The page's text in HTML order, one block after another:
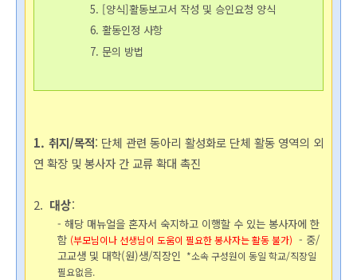
5. [양식]활동보고서 작성 및 승인요청 양식
6. 활동인정 사항
7. 문의 방법
1. 취지/목적: 단체 관련 동아리 활성화로 단체 활동 영역의 외
연 확장 및 봉사자 간 교류 확대 촉진
2. 대상:
- 해당 매뉴얼을 혼자서 숙지하고 이행할 수 있는 봉사자에 한
함 (부모님이나 선생님이 도움이 필요한 봉사자는 활동 불가) - 중/
고교생 및 대학(원)생/직장인 *소속 구성원이 동일 학교/직장일
필요없음.